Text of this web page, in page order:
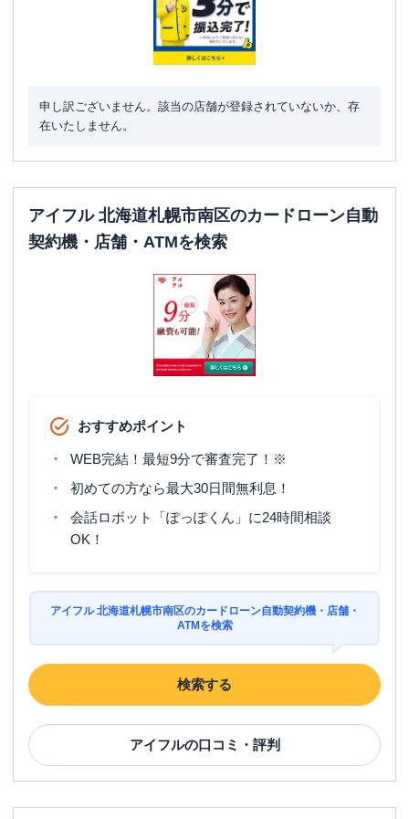
申し訳ございません。該当の店舗が登録されていないか、存
在いたしません。
アイフル 北海道札幌市南区のカードローン自動
契約機・店舗・ATMを検索
おすすめポイント
WEB完結！最短9分で審査完了！※
初めての方なら最大30日間無利息！
会話ロボット「ぽっぽくん」に24時間相談
OK！
アイフル 北海道札幌市南区のカードローン自動契約機・店舗・
ATMを検索
検索する
アイフルの口コミ・評判